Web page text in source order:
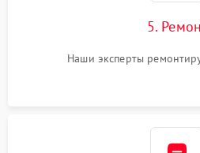
5.
Наши эксперты